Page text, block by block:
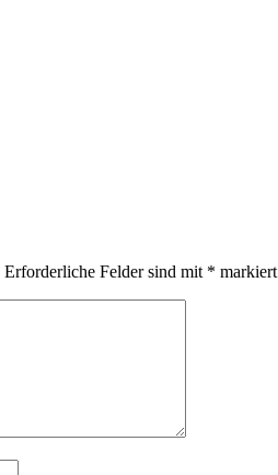
Erforderliche Felder sind mit * markiert